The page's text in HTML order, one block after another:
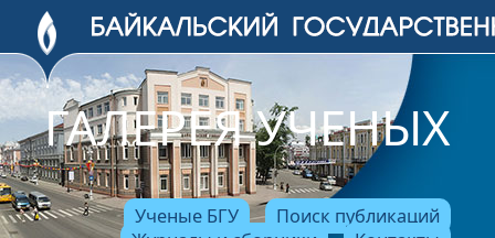
ГАЛЕРЕЯ УЧЕНЫХ
Ученые БГУ
Поиск публикаций